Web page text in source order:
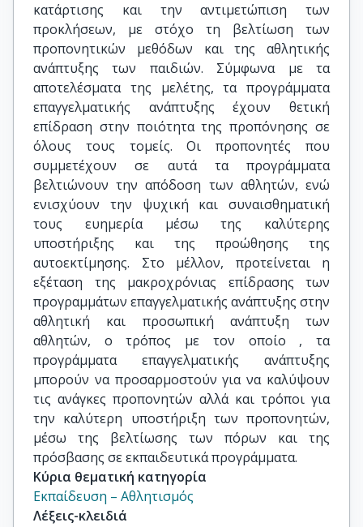
κατάρτισης και την αντιμετώπιση των
προκλήσεων, με στόχο τη βελτίωση των
προπονητικών μεθόδων και της αθλητικής
ανάπτυξης των παιδιών. Σύμφωνα με τα
αποτελέσματα της μελέτης, τα προγράμματα
επαγγελματικής ανάπτυξης έχουν θετική
επίδραση στην ποιότητα της προπόνησης σε
όλους τους τομείς. Οι προπονητές που
συμμετέχουν σε αυτά τα προγράμματα
βελτιώνουν την απόδοση των αθλητών, ενώ
ενισχύουν την ψυχική και συναισθηματική
τους ευημερία μέσω της καλύτερης
υποστήριξης και της προώθησης της
αυτοεκτίμησης. Στο μέλλον, προτείνεται η
εξέταση της μακροχρόνιας επίδρασης των
προγραμμάτων επαγγελματικής ανάπτυξης στην
αθλητική και προσωπική ανάπτυξη των
αθλητών, ο τρόπος με τον οποίο , τα
προγράμματα επαγγελματικής ανάπτυξης
μπορούν να προσαρμοστούν για να καλύψουν
τις ανάγκες προπονητών αλλά και τρόποι για
την καλύτερη υποστήριξη των προπονητών,
μέσω της βελτίωσης των πόρων και της
πρόσβασης σε εκπαιδευτικά προγράμματα.
Κύρια θεματική κατηγορία
Εκπαίδευση – Αθλητισμός
Λέξεις-κλειδιά